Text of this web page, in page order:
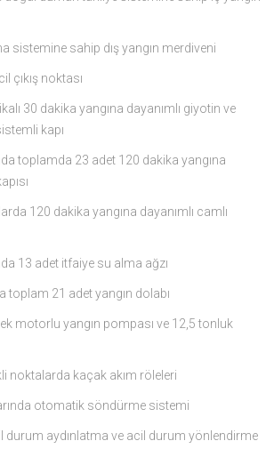
sistemine sahip dış yangın merdiveni
çıkış noktası
30 dakika yangına dayanımlı giyotin ve
kapı
toplamda 23 adet 120 dakika yangına
120 dakika yangına dayanımlı camlı
13 adet itfaiye su alma ağzı
toplam 21 adet yangın dolabı
motorlu yangın pompası ve 12,5 tonluk
noktalarda kaçak akım röleleri
otomatik söndürme sistemi
durum aydınlatma ve acil durum yönlendirme